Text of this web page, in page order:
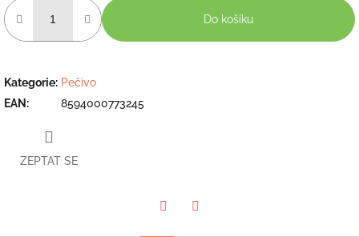
Do košíku
Kategorie: Pečivo
EAN : 8594000773245
ZEPTAT SE